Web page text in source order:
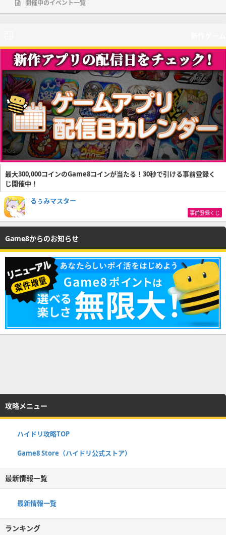
開催中のイベント一覧
最大300,000コインのGame8コインが当たる！30秒で引ける事前登録く
じ開催中！
るぅみマスター
事前登録くじ
Game8からのお知らせ
攻略メニュー
ハイドリ攻略TOP
Game8 Store（ハイドリ公式ストア）
最新情報一覧
最新情報一覧
ランキング